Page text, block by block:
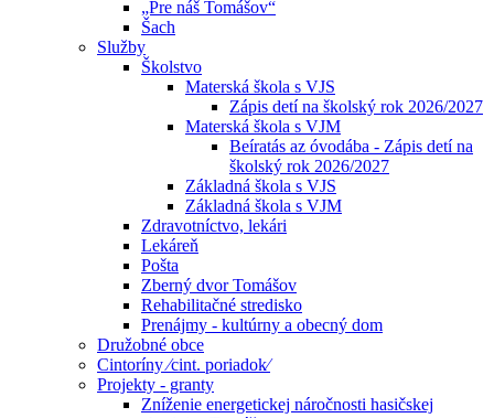
„Pre náš Tomášov“
Šach
Služby
Školstvo
Materská škola s VJS
Zápis detí na školský rok 2026/2027
Materská škola s VJM
Beíratás az óvodába - Zápis detí na
školský rok 2026/2027
Základná škola s VJS
Základná škola s VJM
Zdravotníctvo, lekári
Lekáreň
Pošta
Zberný dvor Tomášov
Rehabilitačné stredisko
Prenájmy - kultúrny a obecný dom
Družobné obce
Cintoríny ⁄cint. poriadok⁄
Projekty - granty
Zníženie energetickej náročnosti hasičskej